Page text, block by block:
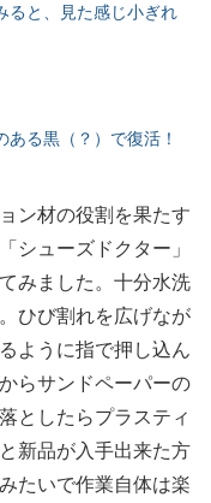
ると、見た感じ小ぎれ
る黒（？）で復活！
ン材の役割を果たす
シューズドクター」
みました。十分水洗
ひび割れを広げなが
ように指で押し込ん
らサンドペーパーの
としたらプラスティ
新品が入手出来た方
たいで作業自体は楽